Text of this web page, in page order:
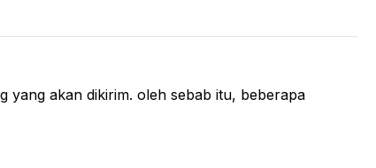
yang akan dikirim. oleh sebab itu, beberapa